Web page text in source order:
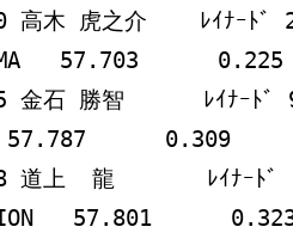
57.703
57.787      0.309
57.801